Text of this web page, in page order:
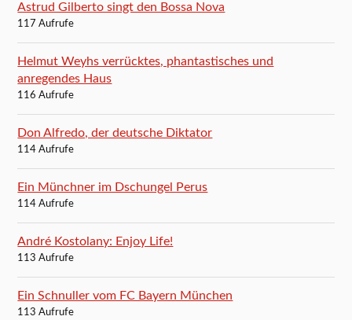
Astrud Gilberto singt den Bossa Nova
117 Aufrufe
Helmut Weyhs verrücktes, phantastisches und
anregendes Haus
116 Aufrufe
Don Alfredo, der deutsche Diktator
114 Aufrufe
Ein Münchner im Dschungel Perus
114 Aufrufe
André Kostolany: Enjoy Life!
113 Aufrufe
Ein Schnuller vom FC Bayern München
113 Aufrufe